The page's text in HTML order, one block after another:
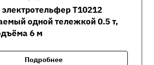
Т10212
одной тележкой 0.5 т,
6 м
Подробнее